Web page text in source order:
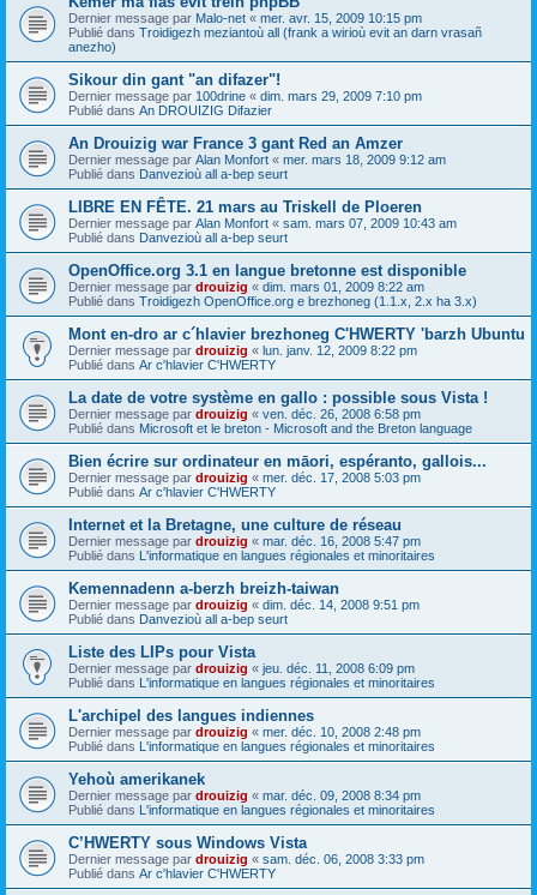
Dernier message par Malo-net « mer. avr. 15, 2009 10:15 pm
Publié dans Troidigezh meziantoù all (frank a wirioù evit an darn vrasañ
anezho)
Sikour din gant "an difazer"!
Dernier message par 100drine « dim. mars 29, 2009 7:10 pm
Publié dans An DROUIZIG Difazier
An Drouizig war France 3 gant Red an Amzer
Dernier message par Alan Monfort « mer. mars 18, 2009 9:12 am
Publié dans Danvezioù all a-bep seurt
LIBRE EN FÊTE. 21 mars au Triskell de Ploeren
Dernier message par Alan Monfort « sam. mars 07, 2009 10:43 am
Publié dans Danvezioù all a-bep seurt
OpenOffice.org 3.1 en langue bretonne est disponible
Dernier message par drouizig « dim. mars 01, 2009 8:22 am
Publié dans Troidigezh OpenOffice.org e brezhoneg (1.1.x, 2.x ha 3.x)
Mont en-dro ar c´hlavier brezhoneg C'HWERTY 'barzh Ubuntu
Dernier message par drouizig « lun. janv. 12, 2009 8:22 pm
Publié dans Ar c'hlavier C'HWERTY
La date de votre système en gallo : possible sous Vista !
Dernier message par drouizig « ven. déc. 26, 2008 6:58 pm
Publié dans Microsoft et le breton - Microsoft and the Breton language
Bien écrire sur ordinateur en māori, espéranto, gallois...
Dernier message par drouizig « mer. déc. 17, 2008 5:03 pm
Publié dans Ar c'hlavier C'HWERTY
Internet et la Bretagne, une culture de réseau
Dernier message par drouizig « mar. déc. 16, 2008 5:47 pm
Publié dans L'informatique en langues régionales et minoritaires
Kemennadenn a-berzh breizh-taiwan
Dernier message par drouizig « dim. déc. 14, 2008 9:51 pm
Publié dans Danvezioù all a-bep seurt
Liste des LIPs pour Vista
Dernier message par drouizig « jeu. déc. 11, 2008 6:09 pm
Publié dans L'informatique en langues régionales et minoritaires
L'archipel des langues indiennes
Dernier message par drouizig « mer. déc. 10, 2008 2:48 pm
Publié dans L'informatique en langues régionales et minoritaires
Yehoù amerikanek
Dernier message par drouizig « mar. déc. 09, 2008 8:34 pm
Publié dans L'informatique en langues régionales et minoritaires
C’HWERTY sous Windows Vista
Dernier message par drouizig « sam. déc. 06, 2008 3:33 pm
Publié dans Ar c'hlavier C'HWERTY